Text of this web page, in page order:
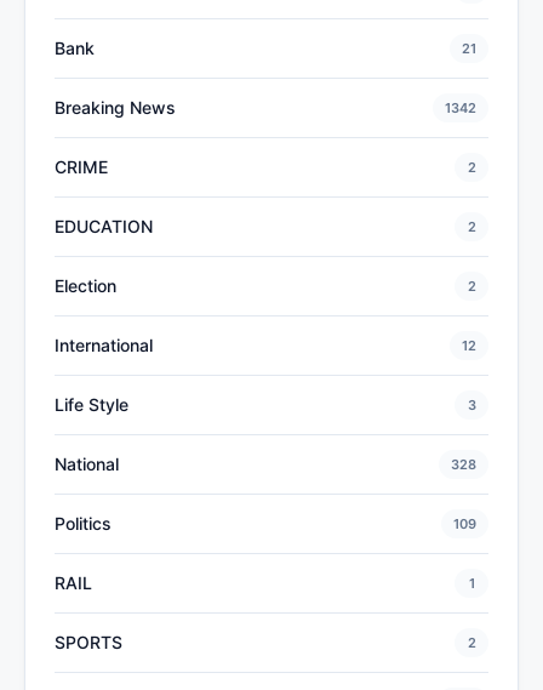
Bank 21
Breaking News 1342
CRIME 2
EDUCATION 2
Election 2
International 12
Life Style 3
National 328
Politics 109
RAIL 1
SPORTS 2